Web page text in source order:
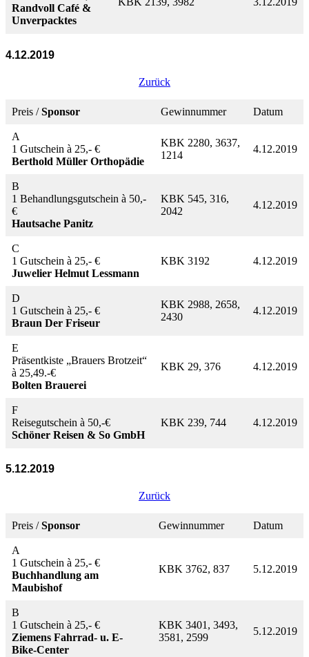
Randvoll Café &
Unverpacktes
4.12.2019
Zurück
Preis /Sponsor Gewinnummer Datum
A
1 Gutschein à 25,- €
Berthold Müller Orthopädie
KBK 2280, 3637,
1214
4.12.2019
B
1 Behandlungsgutschein à 50,-
€
Hautsache Panitz
KBK 545, 316,
2042
4.12.2019
C
1 Gutschein à 25,- €
Juwelier Helmut Lessmann
KBK 3192 4.12.2019
D
1 Gutschein à 25,- €
Braun Der Friseur
KBK 2988, 2658,
2430
4.12.2019
E
Präsentkiste „Brauers Brotzeit“
à 25,49.-€
Bolten Brauerei
KBK 29, 376 4.12.2019
F
Reisegutschein à 50,-€
Schöner Reisen & So GmbH
KBK 239, 744 4.12.2019
5.12.2019
Zurück
Preis /Sponsor Gewinnummer Datum
A
1 Gutschein à 25,- €
Buchhandlung am
Maubishof
KBK 3762, 837 5.12.2019
B
1 Gutschein à 25,- €
Ziemens Fahrrad- u. E-
Bike-Center
KBK 3401, 3493,
3581, 2599
5.12.2019